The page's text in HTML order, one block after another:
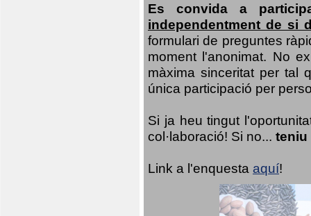
Es convida a
independentment de si
formulari de preguntes
moment l'anonimat. No
màxima sinceritat per tal
única participació per
Si ja heu tingut
col·laboració! Si no... teniu
Link a l'enquesta aquí!